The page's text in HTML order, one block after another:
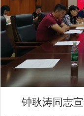
钟耿涛同志